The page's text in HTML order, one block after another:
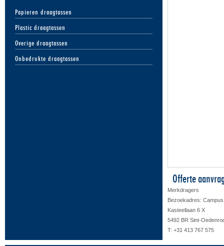
Papieren draagtassen
Plastic draagtassen
Overige draagtassen
Onbedrukte draagtassen
Offerte
Merkdragers
Bezoekadres:
Kasteellaan 6 X
5492 BR Sint-
T: +31 413 767 575